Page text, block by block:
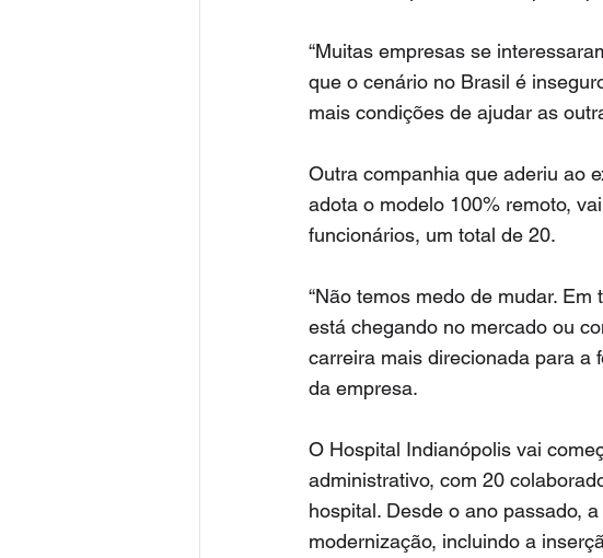
“Muitas empresas se
que o cenário no Brasil é
mais condições de ajudar as
Outra companhia que aderiu ao
adota o modelo 100% remoto,
funcionários, um total de 20.
“Não temos medo de mudar.
está chegando no mercado ou
carreira mais direcionada para a
da empresa.
O Hospital Indianópolis vai
administrativo, com 20
hospital. Desde o ano passado,
modernização, incluindo a